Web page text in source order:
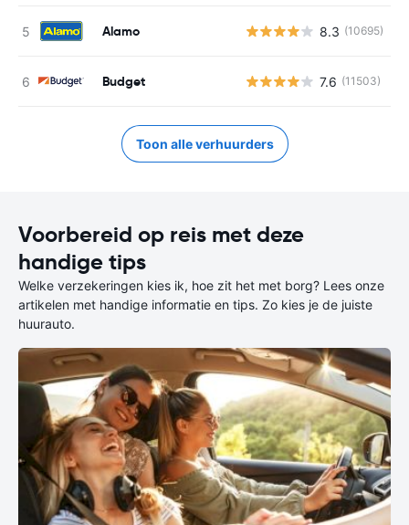
Alamo 8.3 (10695)
Budget 7.6 (11503)
Toon alle verhuurders
Voorbereid op reis met deze
handige tips
Welke verzekeringen kies ik, hoe zit het met borg? Lees onze
artikelen met handige informatie en tips. Zo kies je de juiste
huurauto.